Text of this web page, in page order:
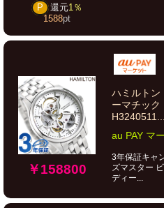
P 還元1％
1588pt
￥158800
ハミルトン
ーマチック
H3240511...
au PAY マ
3年保証キャ
ズマスター
ディー...